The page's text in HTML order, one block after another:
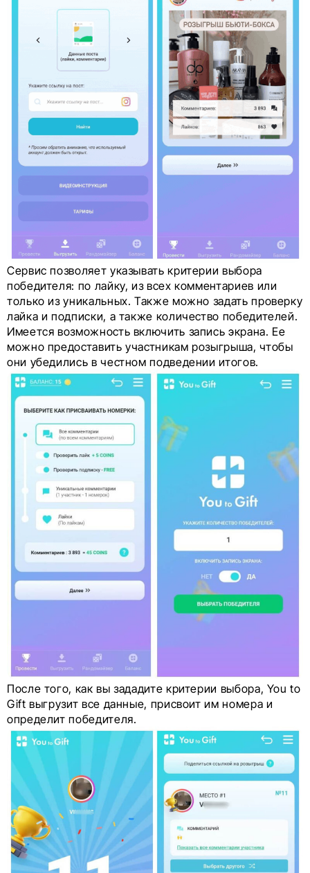
Сервис позволяет указывать критерии выбора
победителя: по лайку, из всех комментариев или
только из уникальных. Также можно задать проверку
лайка и подписки, а также количество победителей.
Имеется возможность включить запись экрана. Ее
можно предоставить участникам розыгрыша, чтобы
они убедились в честном подведении итогов.
После того, как вы зададите критерии выбора, You to
Gift выгрузит все данные, присвоит им номера и
определит победителя.